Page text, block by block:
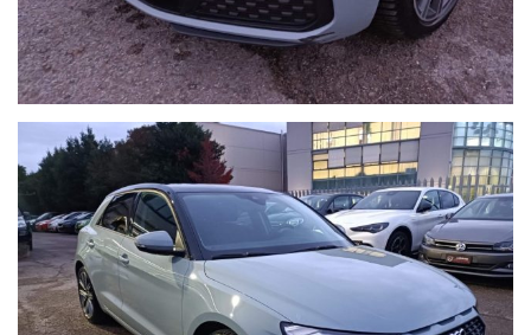
Ricordiamo che la dotazione tecnica e gli optional potrebbero, in
alcuni casi, differire dall'effettivo equipaggiamento della vettura.
RICCI CAR SRL declina ogni responsabilità per eventuali
incongruenze, che non rappresentano un impegno contrattuale"
ORARI:
Dal lunedi al sabato:
-09:00 / 13:00
-15:00 / 19:30
Per Ulteriori Informazioni e per visionare contattateci saremo a
vostra completa disposizione!